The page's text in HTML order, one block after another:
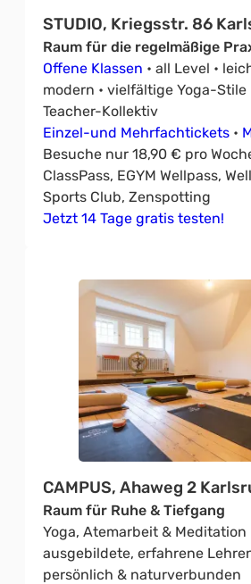
STUDIO, Kriegsstr. 86
Raum für die regelmäßige
Offene Klassen • all Level •
modern • vielfältige Yoga-Stile
Teacher-Kollektiv
Einzel-und Mehrfachtickets •
Besuche nur 18,90 € pro
ClassPass, EGYM Wellpass,
Sports Club, Zenspotting
Jetzt 14 Tage gratis testen!
CAMPUS, Ahaweg 2
Raum für Ruhe & Tiefgang
Yoga, Atemarbeit & Meditation
ausgebildete, erfahrene
persönlich & naturverbunden